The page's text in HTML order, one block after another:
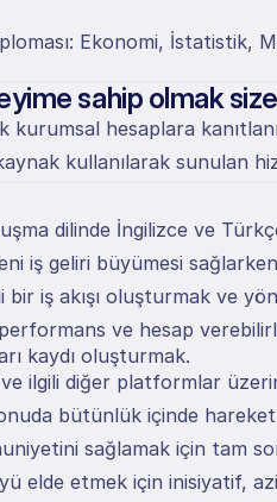
Ekonomi, İstatistik,
sahip olmak
hesaplara
kullanılarak sunulan
dilinde İngilizce ve
iş geliri büyümesi
bir iş akışı oluşturmak ve
ve hesap
kaydı oluşturmak.
ilgili diğer platformlar
bütünlük içinde
sağlamak için tam
elde etmek için inisiyatif,